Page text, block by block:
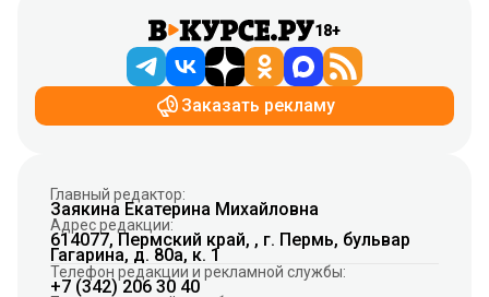
18+
Заказать рекламу
Главный редактор:
Заякина Екатерина Михайловна
Адрес редакции:
614077, Пермский край, , г. Пермь, бульвар
Гагарина, д. 80а, к. 1
Телефон редакции и рекламной службы:
+7 (342) 206 30 40